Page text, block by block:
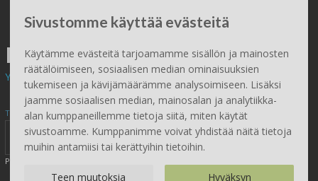
Sivustomme käyttää evästeitä
Käytämme evästeitä tarjoamamme sisällön ja mainosten
räätälöimiseen, sosiaalisen median ominaisuuksien
tukemiseen ja kävijämäärämme analysoimiseen. Lisäksi
jaamme sosiaalisen median, mainosalan ja analytiikka-
alan kumppaneillemme tietoja siitä, miten käytät
sivustoamme. Kumppanimme voivat yhdistää näitä tietoja
muihin antamiisi tai kerättyihin tietoihin.
Teen muutoksia Hyväksyn
Peruuta tilaus
ILMAINEN TOIMITUS
Yli 100 € tilauksiin.
Tilaa Mökkimies.comin uutiskirje tästä
Painamalla lähetä, hyväksyt henkilötietojen tallentamisen (